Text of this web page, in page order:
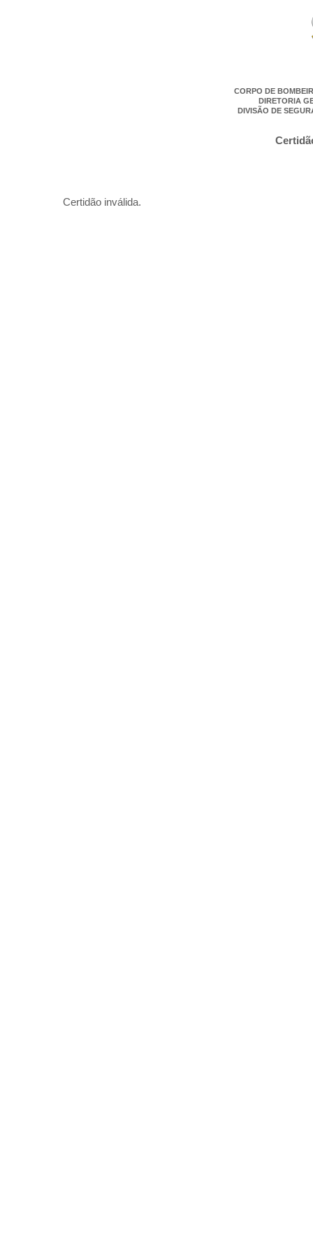
CORPO DE
DIRETORIA
DIVISÃO DE
Certidão inválida.